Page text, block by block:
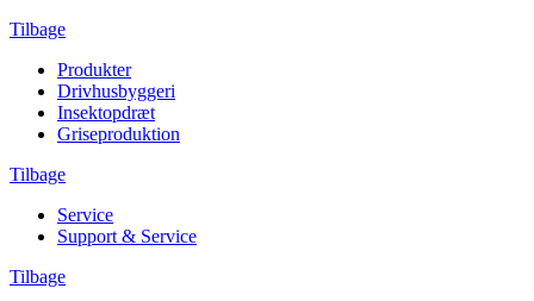
Tilbage
Produkter
Drivhusbyggeri
Insektopdræt
Griseproduktion
Tilbage
Service
Support & Service
Tilbage